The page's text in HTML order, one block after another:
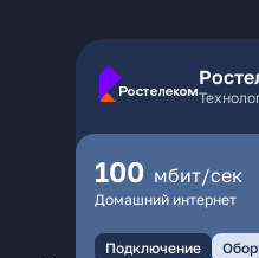
100 мбит/сек
Домашний интернет
Подключение